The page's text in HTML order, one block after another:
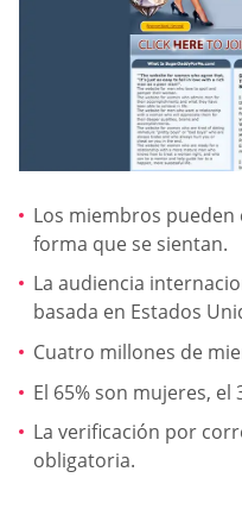
Los miembros
forma que se sientan.
La audiencia
basada en Estados
Cuatro millones de
El 65% son mujeres, el
La verificación por
obligatoria.